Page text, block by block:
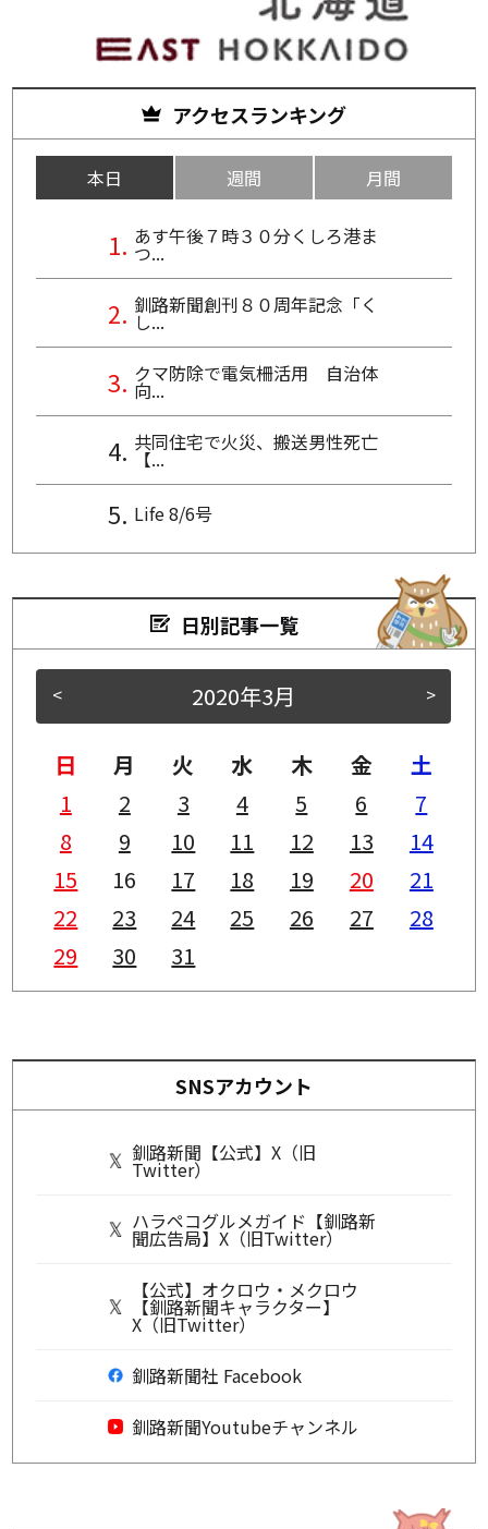
アクセスランキング
本日 週間 月間
あす午後７時３０分くしろ港ま
つ...
釧路新聞創刊８０周年記念「く
し...
クマ防除で電気柵活用 自治体
向...
共同住宅で火災、搬送男性死亡
【...
Life 8/6号
日別記事一覧
< >
2020年3月
日 月 火 水 木 金
土
1
2 3 4 5 6
7
8
9 10 11 12 13
14
15
16 17 18 19 20
21
22
23 24 25 26 27
28
29
30 31
SNSアカウント
釧路新聞【公式】X（旧
Twitter）
ハラペコグルメガイド【釧路新
聞広告局】X（旧Twitter）
【公式】オクロウ・メクロウ
【釧路新聞キャラクター】
X（旧Twitter）
釧路新聞社 Facebook
釧路新聞Youtubeチャンネル